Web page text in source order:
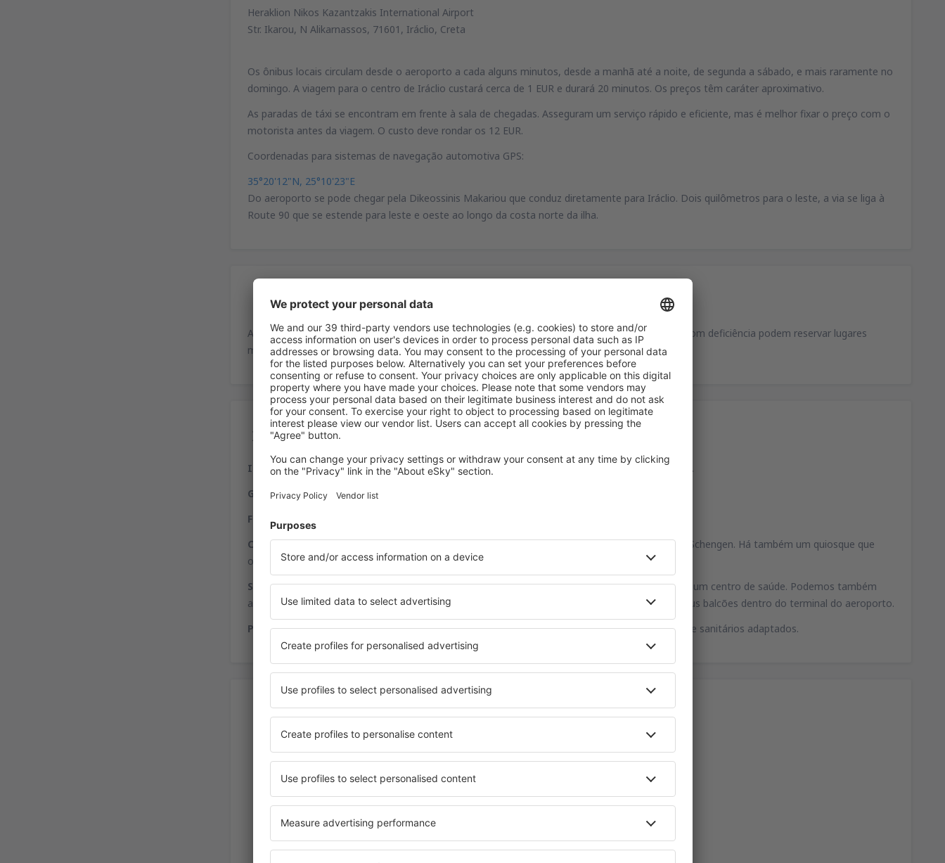
Heraklion Nikos Kazantzakis International Airport
Str. Ikarou, N Alikarnassos, 71601, Iráclio, Creta
Os ônibus locais circulam desde o aeroporto a cada alguns minutos, desde a manhã até a noite, de segunda a sábado, e mais raramente no
domingo. A viagem para o centro de Iráclio custará cerca de 1 EUR e durará 20 minutos. Os preços têm caráter aproximativo.
As paradas de táxi se encontram em frente à sala de chegadas. Asseguram um serviço rápido e eficiente, mas é melhor fixar o preço com o
motorista antes da viagem. O custo deve rondar os 12 EUR.
Coordenadas para sistemas de navegação automotiva GPS:
35°20'12"N, 25°10'23"E
Do aeroporto se pode chegar pela Dikeossinis Makariou que conduz diretamente para Iráclio. Dois quilômetros para o leste, a via se liga à
Route 90 que se estende para leste e oeste ao longo da costa norte da ilha.
Estacionamento
Ao lado do aeroporto se encontra um estacionamento para cerca de 500 viaturas. As pessoas com deficiência podem reservar lugares
marcados especialmente.
Serviços
Informação– o único ponto de informação, aberto a 24 horas, se encontra na sala de partidas.
Gastronomia– alimentos e bebidas estão ao alcance num restaurante e cinco cafés.
Finanças
Compras– há duas lojas duty free, localizadas nas áreas das saidas para dentro e para fora de Schengen. Há também um quiosque que
oferece vários produtos alimentares e jornais.
Serviço de passageiros– na área do porto encontraremos uma pequena agência de correios e um centro de saúde. Podemos também
aproveitar dos serviços de algumas agências de viagens e operadoras de turismo que têm os seus balcões dentro do terminal do aeroporto.
Pessoas com deficiência- há conveniências para pessoas com deficiência, incluindo banheiros e sanitários adaptados.
Aluguer de carros